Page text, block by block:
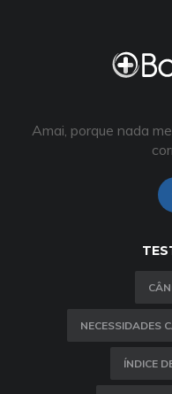
Amai, porque nada
NECESSIDADES
ÍNDICE